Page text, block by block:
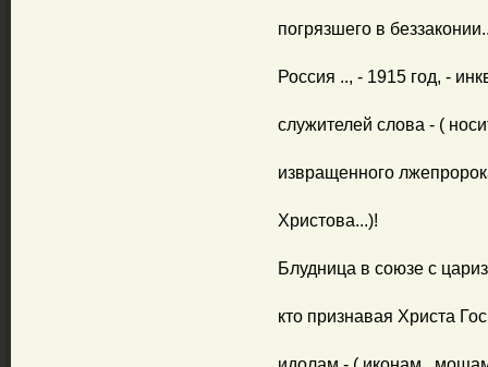
погрязшего в
Россия .., - 1915 год, -
служителей слова - (
извращенного
Христова...)!
Блудница в союзе с
кто признавая Христа